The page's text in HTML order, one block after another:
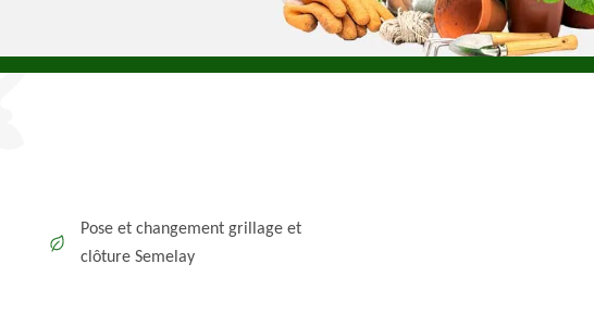
Pose et changement grillage et
clôture Semelay